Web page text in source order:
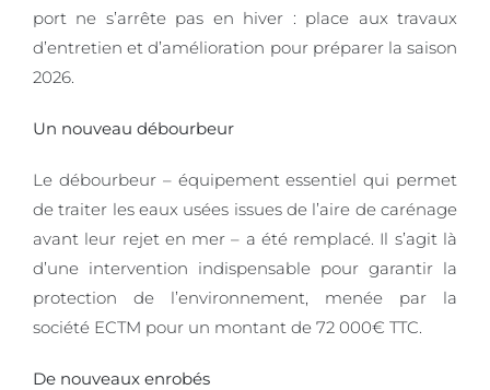
port ne s’arrête pas en hiver : place aux travaux
d’entretien et d’amélioration pour préparer la saison
2026.
Un nouveau débourbeur
Le débourbeur – équipement essentiel qui permet
de traiter les eaux usées issues de l’aire de carénage
avant leur rejet en mer – a été remplacé. Il s’agit là
d’une intervention indispensable pour garantir la
protection de l’environnement, menée par la
société ECTM pour un montant de 72 000€ TTC.
De nouveaux enrobés